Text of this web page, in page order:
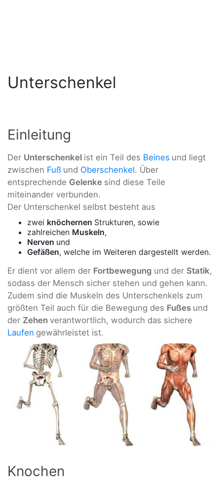
Unterschenkel
Einleitung
Der Unterschenkel ist ein Teil des Beines und liegt
zwischen Fuß und Oberschenkel. Über
entsprechende Gelenke sind diese Teile
miteinander verbunden.
Der Unterschenkel selbst besteht aus
zwei knöchernen Strukturen, sowie
zahlreichen Muskeln,
Nerven und
Gefäßen, welche im Weiteren dargestellt werden.
Er dient vor allem der Fortbewegung und der Statik,
sodass der Mensch sicher stehen und gehen kann.
Zudem sind die Muskeln des Unterschenkels zum
größten Teil auch für die Bewegung des Fußes und
der Zehen verantwortlich, wodurch das sichere
Laufen gewährleistet ist.
Knochen